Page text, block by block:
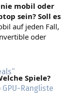
GPU-Rangliste
mobil oder
sein? Soll es
auf jeden Fall,
oder
Spiele?